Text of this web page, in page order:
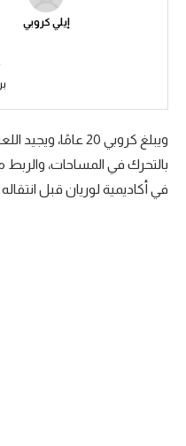
كرة سلة
كرة يد
إيلي كروبي
ويبلغ كروبي 20
بالتحرك في المساحات، والربط
في أكاديمية لوريان قبل